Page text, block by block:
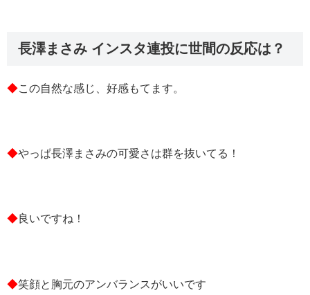
長澤まさみ インスタ連投に世間の反応は？
◆この自然な感じ、好感もてます。
◆やっぱ長澤まさみの可愛さは群を抜いてる！
◆良いですね！
◆笑顔と胸元のアンバランスがいいです